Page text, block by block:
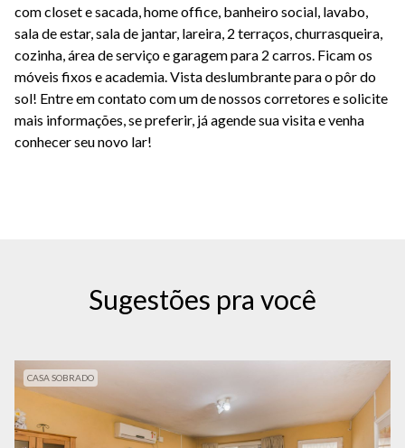
com closet e sacada, home office, banheiro social, lavabo,
sala de estar, sala de jantar, lareira, 2 terraços, churrasqueira,
cozinha, área de serviço e garagem para 2 carros. Ficam os
móveis fixos e academia. Vista deslumbrante para o pôr do
sol! Entre em contato com um de nossos corretores e solicite
mais informações, se preferir, já agende sua visita e venha
conhecer seu novo lar!
Sugestões pra você
CASA SOBRADO